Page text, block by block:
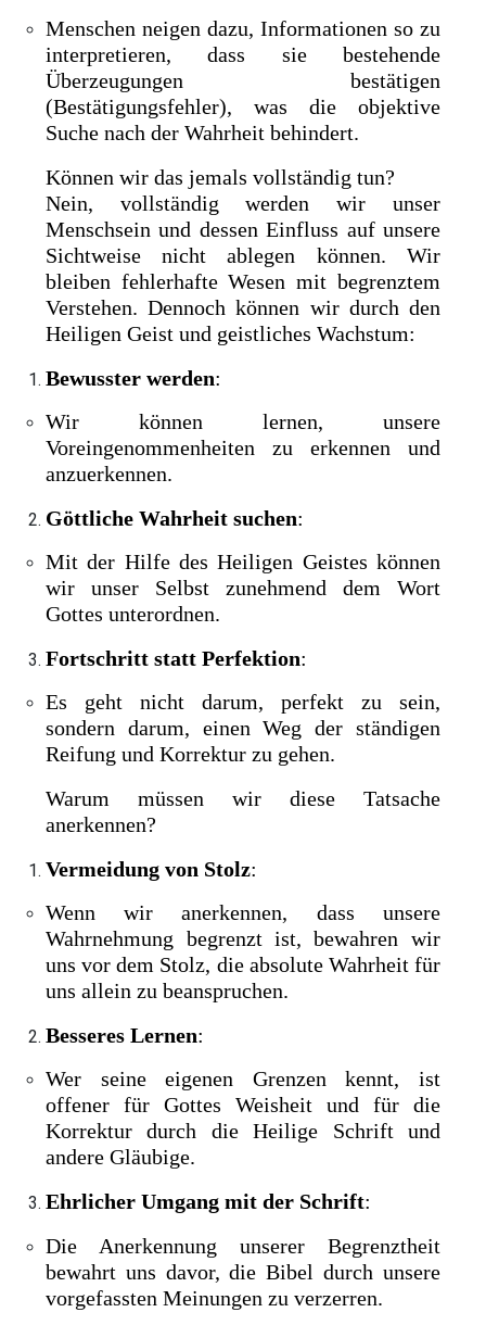
Menschen neigen dazu, Informationen so zu
interpretieren, dass sie bestehende
Überzeugungen bestätigen
(Bestätigungsfehler), was die objektive
Suche nach der Wahrheit behindert.
Können wir das jemals vollständig tun?
Nein, vollständig werden wir unser
Menschsein und dessen Einfluss auf unsere
Sichtweise nicht ablegen können. Wir
bleiben fehlerhafte Wesen mit begrenztem
Verstehen. Dennoch können wir durch den
Heiligen Geist und geistliches Wachstum:
Bewusster werden:
Wir können lernen, unsere
Voreingenommenheiten zu erkennen und
anzuerkennen.
Göttliche Wahrheit suchen:
Mit der Hilfe des Heiligen Geistes können
wir unser Selbst zunehmend dem Wort
Gottes unterordnen.
Fortschritt statt Perfektion:
Es geht nicht darum, perfekt zu sein,
sondern darum, einen Weg der ständigen
Reifung und Korrektur zu gehen.
Warum müssen wir diese Tatsache
anerkennen?
Vermeidung von Stolz:
Wenn wir anerkennen, dass unsere
Wahrnehmung begrenzt ist, bewahren wir
uns vor dem Stolz, die absolute Wahrheit für
uns allein zu beanspruchen.
Besseres Lernen:
Wer seine eigenen Grenzen kennt, ist
offener für Gottes Weisheit und für die
Korrektur durch die Heilige Schrift und
andere Gläubige.
Ehrlicher Umgang mit der Schrift:
Die Anerkennung unserer Begrenztheit
bewahrt uns davor, die Bibel durch unsere
vorgefassten Meinungen zu verzerren.